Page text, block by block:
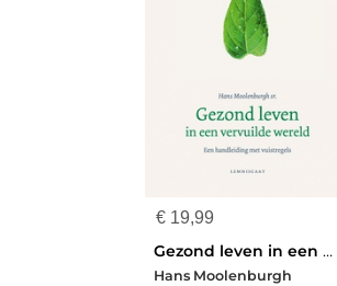
€ 19,99
Gezond leven in een vervuilde wereld
Hans Moolenburgh